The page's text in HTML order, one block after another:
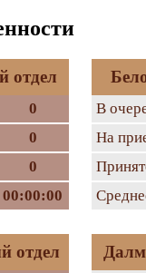
отдел
0
0
0
00:00:00
В
На
отдел